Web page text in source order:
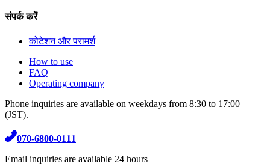
संपर्क करें
कोटेशन और परामर्श
How to use
FAQ
Operating company
Phone inquiries are available on weekdays from 8:30 to 17:00
(JST).
070-6800-0111
Email inquiries are available 24 hours